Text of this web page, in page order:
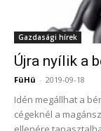
Gazdasági hírek
Újra nyílik a
FüHü - 2019-09-18
Idén megállhat a
cégeknél a